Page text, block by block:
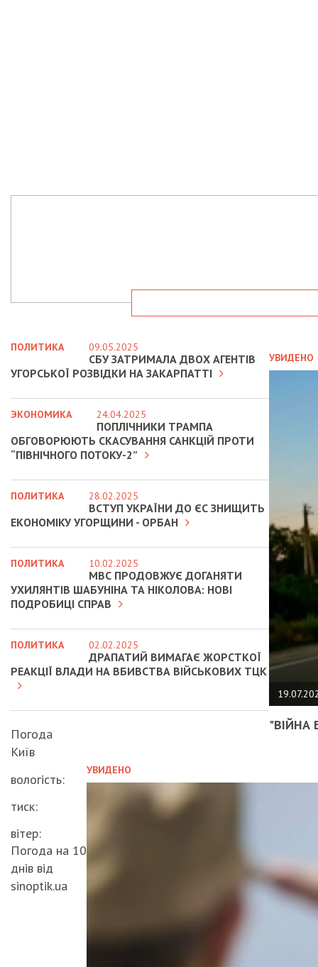
УВИДЕНО
"ВІЙНА
УВИДЕНО
ПОЛИТИКА 09.05.2025
СБУ ЗАТРИМАЛА ДВОХ АГЕНТІВ
УГОРСЬКОЇ РОЗВІДКИ НА ЗАКАРПАТТІ
ЭКОНОМИКА 24.04.2025
ПОПЛІЧНИКИ ТРАМПА
ОБГОВОРЮЮТЬ СКАСУВАННЯ САНКЦІЙ ПРОТИ
“ПІВНІЧНОГО ПОТОКУ-2”
ПОЛИТИКА 28.02.2025
ВСТУП УКРАЇНИ ДО ЄС ЗНИЩИТЬ
ЕКОНОМІКУ УГОРЩИНИ - ОРБАН
ПОЛИТИКА 10.02.2025
МВС ПРОДОВЖУЄ ДОГАНЯТИ
УХИЛЯНТІВ ШАБУНІНА ТА НІКОЛОВА: НОВІ
ПОДРОБИЦІ СПРАВ
ПОЛИТИКА 02.02.2025
ДРАПАТИЙ ВИМАГАЄ ЖОРСТКОЇ
РЕАКЦІЇ ВЛАДИ НА ВБИВСТВА ВІЙСЬКОВИХ ТЦК
Погода
Київ
вологість:
тиск:
вітер:
Погода на 10
днів від
sinoptik.ua